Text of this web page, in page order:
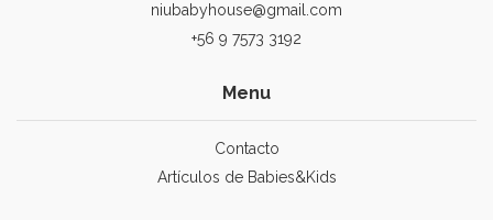
niubabyhouse@gmail.com
+56 9 7573 3192
Menu
Contacto
Artículos de Babies&Kids